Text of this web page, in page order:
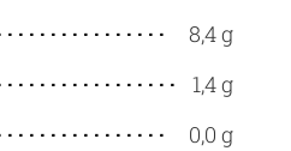
8,4 g
1,4 g
0,0 g